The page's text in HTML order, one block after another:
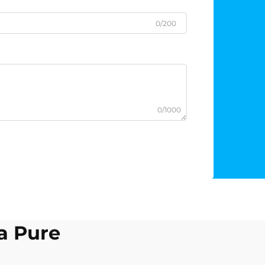
0/200
0/1000
Pure